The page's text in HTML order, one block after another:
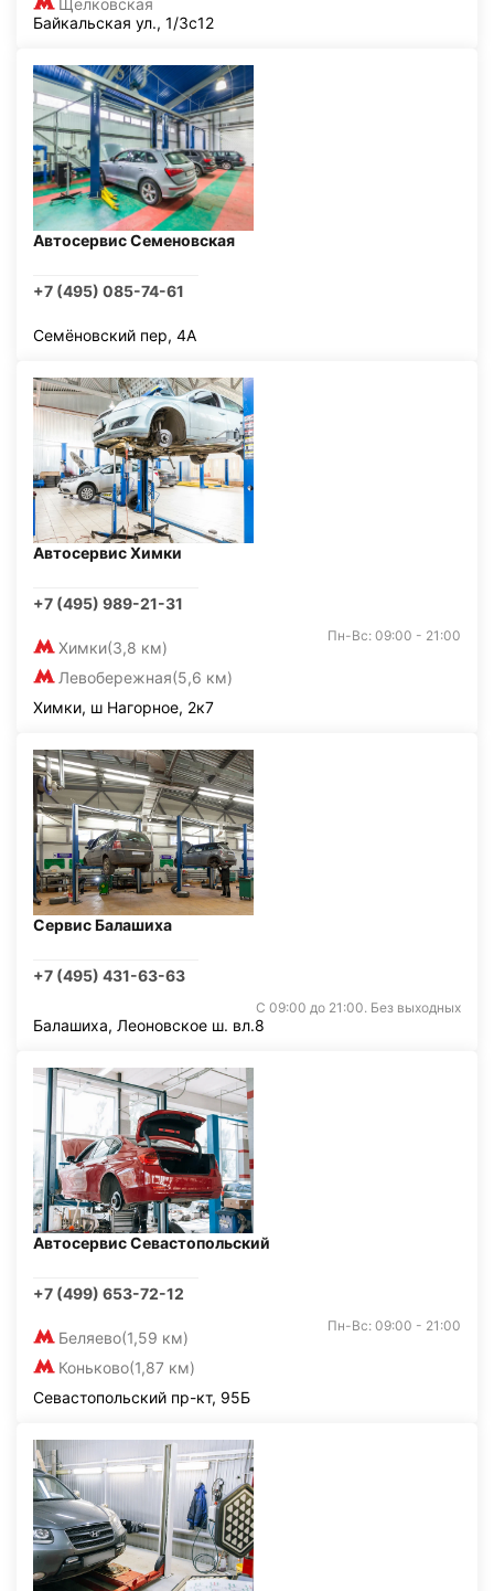
Щелковская
Байкальская ул., 1/3с12
Автосервис Семеновская
+7 (495) 085-74-61
Семёновский пер, 4А
Автосервис Химки
+7 (495) 989-21-31
Химки(3,8 км)
Левобережная(5,6 км)
Пн-Вс: 09:00 - 21:00
Химки, ш Нагорное, 2к7
Сервис Балашиха
+7 (495) 431-63-63
С 09:00 до 21:00. Без выходных
Балашиха, Леоновское ш. вл.8
Автосервис Севастопольский
+7 (499) 653-72-12
Беляево(1,59 км)
Коньково(1,87 км)
Пн-Вс: 09:00 - 21:00
Севастопольский пр-кт, 95Б